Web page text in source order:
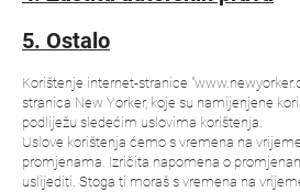
5. Ostalo
Korištenje internet-stranice
stranica New Yorker, koje su namijenjene
podliježu sledećim uslovima korištenja.
Uslove korištenja ćemo s vremena na
promjenama. Izričita napomena o
uslijediti. Stoga ti moraš s vremena na